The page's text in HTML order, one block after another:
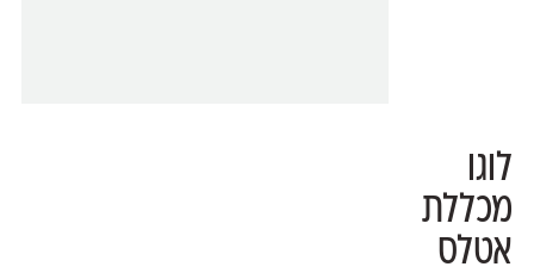
לוגו
מכללת
אטלס